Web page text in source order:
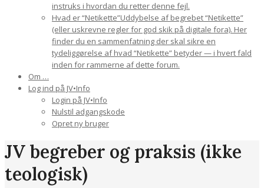
instruks i hvordan du retter denne fejl.
Hvad er “Netikette”Uddybelse af begrebet “Netikette”
(eller uskrevne regler for god skik på digitale fora). Her
finder du en sammenfatning der skal sikre en
tydeliggørelse af hvad “Netikette” betyder — i hvert fald
inden for rammerne af dette forum.
Om …
Log ind på JV•Info
Login på JV•Info
Nulstil adgangskode
Opret ny bruger
JV begreber og praksis (ikke
teologisk)